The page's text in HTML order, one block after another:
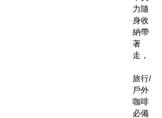
力隨
身收
納帶
著
走，
旅行/
戶外
咖啡
必備